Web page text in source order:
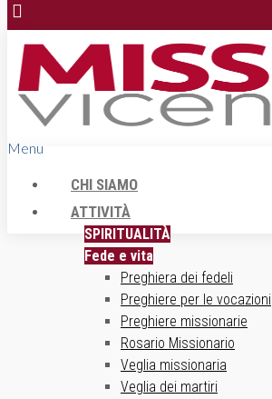
Menu
CHI SIAMO
ATTIVITÀ
SPIRITUALITÀ
Fede e vita
Preghiera dei fedeli
Preghiere per le vocazioni
Preghiere missionarie
Rosario Missionario
Veglia missionaria
Veglia dei martiri